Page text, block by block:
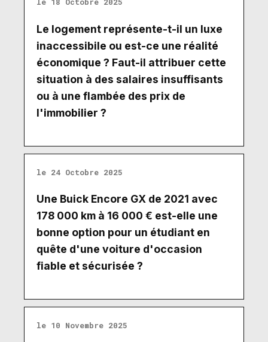
le 18 Octobre 2025
Le logement représente-t-il un luxe
inaccessibile ou est-ce une réalité
économique ? Faut-il attribuer cette
situation à des salaires insuffisants
ou à une flambée des prix de
l'immobilier ?
le 24 Octobre 2025
Une Buick Encore GX de 2021 avec
178 000 km à 16 000 € est-elle une
bonne option pour un étudiant en
quête d'une voiture d'occasion
fiable et sécurisée ?
le 10 Novembre 2025